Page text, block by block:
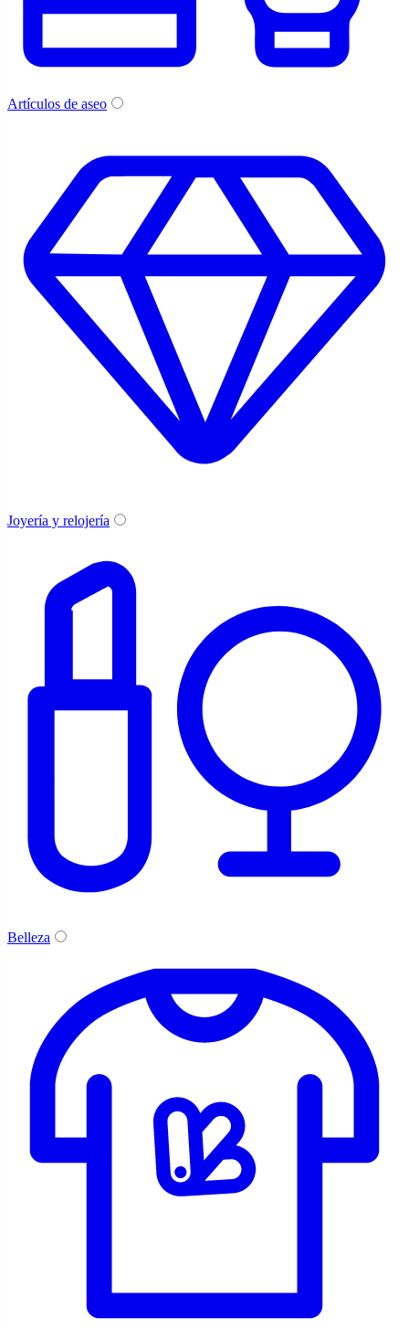
Artículos de aseo
Joyería y relojería
Belleza